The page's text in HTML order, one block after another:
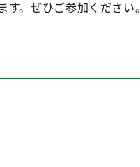
。ぜひご参加ください。